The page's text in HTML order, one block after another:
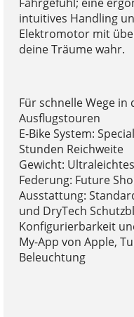
intuitives Handling
Elektromotor mit
deine Träume wahr.
Für schnelle Wege in
Ausflugstouren
E-Bike System:
Stunden Reichweite
Gewicht:
Federung: Future
Ausstattung:
und DryTech
Konfigurierbarkeit
My-App von Apple,
Beleuchtung